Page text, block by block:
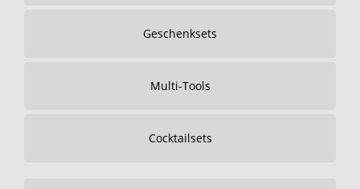
Geschenksets
Multi-Tools
Cocktailsets